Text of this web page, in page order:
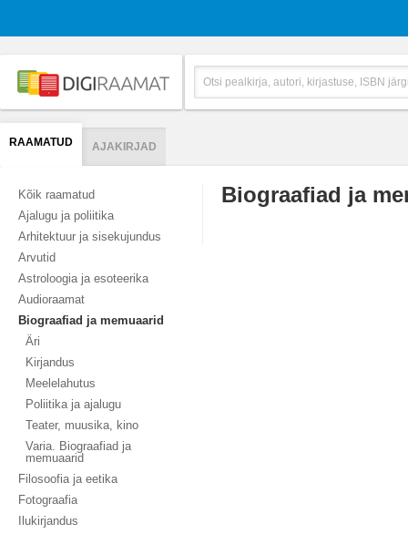
RAAMATUD AJAKIRJAD
Kõik raamatud
Ajalugu ja poliitika
Arhitektuur ja sisekujundus
Arvutid
Astroloogia ja esoteerika
Audioraamat
Biograafiad ja memuaarid
Äri
Kirjandus
Meelelahutus
Poliitika ja ajalugu
Teater, muusika, kino
Varia. Biograafiad ja
memuaarid
Filosoofia ja eetika
Fotograafia
Ilukirjandus
Biograafiad ja